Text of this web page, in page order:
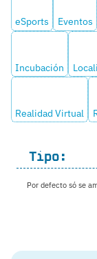
eSports Eventos
Incubación
Realidad Virtual
Tipo:
Por defecto só se